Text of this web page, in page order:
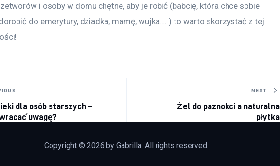
i osoby w domu chętne, aby je robić (babcię, która chce sobie
do emerytury, dziadka, mamę, wujka…. ) to warto skorzystać z tej
wpisu
dla osób starszych –
uwagę?
NEXT
Żel do paznokci a naturalna
płytka
Copyright © 2026 by Gabrilla. All rights reserved.